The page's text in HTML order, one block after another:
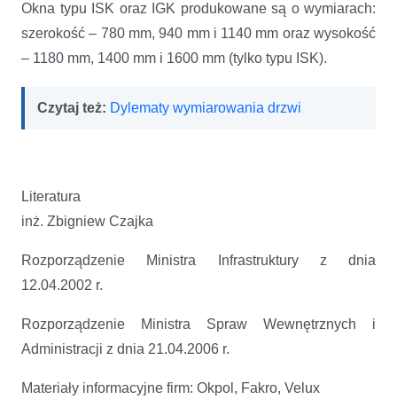
Okna typu ISK oraz IGK produkowane są o wymiarach:
szerokość – 780 mm, 940 mm i 1140 mm oraz wysokość
– 1180 mm, 1400 mm i 1600 mm (tylko typu ISK).
Czytaj też: Dylematy wymiarowania drzwi
inż. Zbigniew Czajka
Rozporządzenie Ministra Infrastruktury z dnia
12.04.2002 r.
Rozporządzenie Ministra Spraw Wewnętrznych i
Administracji z dnia 21.04.2006 r.
Materiały informacyjne firm: Okpol, Fakro, Velux